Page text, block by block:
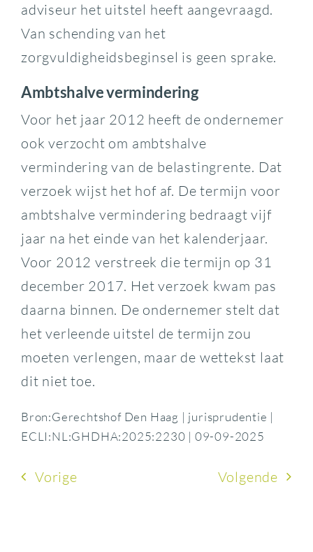
adviseur het uitstel heeft aangevraagd.
Van schending van het
zorgvuldigheidsbeginsel is geen sprake.
Ambtshalve vermindering
Voor het jaar 2012 heeft de ondernemer
ook verzocht om ambtshalve
vermindering van de belastingrente. Dat
verzoek wijst het hof af. De termijn voor
ambtshalve vermindering bedraagt vijf
jaar na het einde van het kalenderjaar.
Voor 2012 verstreek die termijn op 31
december 2017. Het verzoek kwam pas
daarna binnen. De ondernemer stelt dat
het verleende uitstel de termijn zou
moeten verlengen, maar de wettekst laat
dit niet toe.
Bron:Gerechtshof Den Haag | jurisprudentie |
ECLI:NL:GHDHA:2025:2230 | 09-09-2025
Vorige Volgende